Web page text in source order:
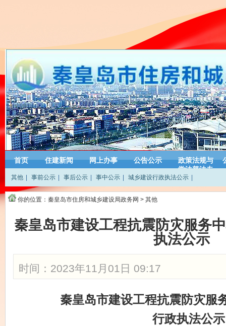
首页 住建新闻 网上办事 公告公示
政策法规与
学法普法专
栏
其他 事前公示 事后公示 事中公示 城乡建设行政执法公示
你的位置： 秦皇岛市住房和城乡建设局政务网 > 其他
秦皇岛市建设工程抗震防灾服务
执法公示
时间：2023年11月01日 09:17
秦皇岛市建设工程抗震防灾服
行政执法公示